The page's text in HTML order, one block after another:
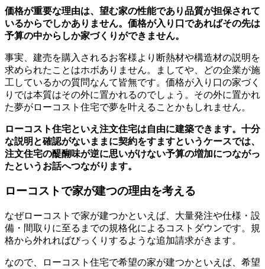
価格が重要な理由は、望む家の性能であり品質が担保されて
いるからでしかありません。価格が入り口であればその先は
予算の中からしか家づくりができません。
事実、建売を購入されるお客様より断熱材や構造材の説明を
求められたことはホボありません。ましてや、どの企業が施
工しているかの質問なんて皆無です。価格が入り口の家づく
りでは本質はその外に置かれるのでしょう。その外に置かれ
た夢がローコスト住宅で夢を叶えることかもしれません。
ローコスト住宅といえ注文住宅は自由に建築できます。十分
な説明と確認がないままに契約をすますというケースでは、
注文住宅の醍醐味が逆に思いがけない予算の増加につながっ
たというお話へつながります。
ローコストで家が建つの理由を考える
なぜローコストで家が建つかといえば、大量発注や仕様・設
備・間取りに至るまでの規格化によるコストダウンです。規
格から外れればびっくりするような追加請求がきます。
なので、ローコスト住宅で希望の家が建つかといえば、希望